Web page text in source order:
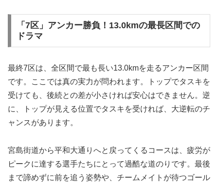
「7区」アンカー勝負！13.0kmの最長区間での
ドラマ
最終7区は、全区間で最も長い13.0kmを走るアンカー区間
です。ここでは真の実力が問われます。トップでタスキを
受けても、後続との差が小さければ安心はできません。逆
に、トップが見える位置でタスキを受ければ、大逆転のチ
ャンスがあります。
宮島街道から平和大通りへと戻ってくるコースは、疲労が
ピークに達する選手たちにとって過酷な道のりです。最後
まで諦めずに前を追う姿勢や、チームメイトが待つゴール